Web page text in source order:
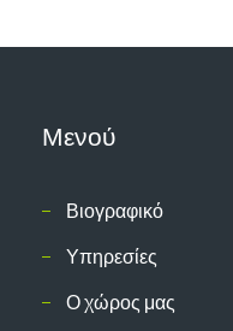
Μενού
Βιογραφικό
Υπηρεσίες
Ο χώρος μας